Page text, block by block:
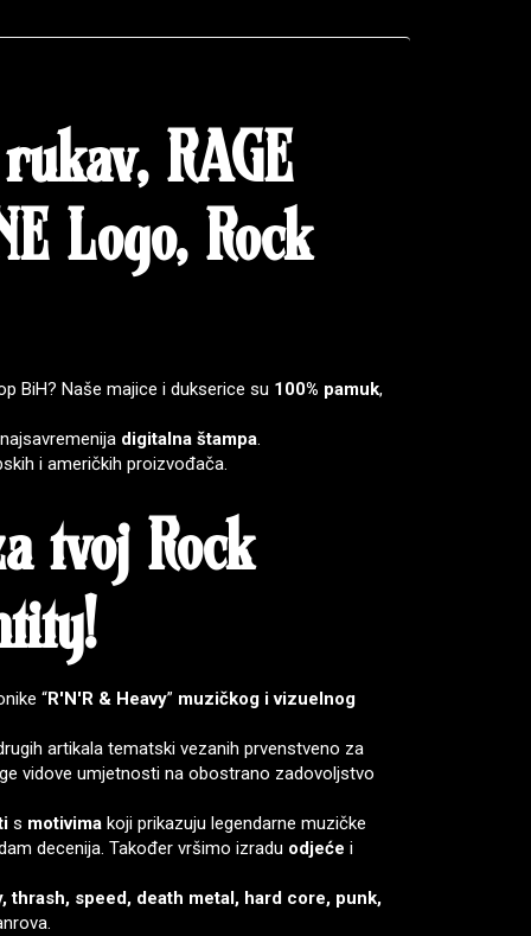
RAGE
Logo, Rock
BiH? Naše majice i dukserice su 100% pamuk,
digitalna štampa.
i američkih proizvođača.
tvoj Rock
!
“R'N'R & Heavy” muzičkog i vizuelnog
artikala tematski vezanih prvenstveno za
vidove umjetnosti na obostrano zadovoljstvo
s motivima koji prikazuju legendarne muzičke
decenija. Također vršimo izradu odjeće i
thrash, speed, death metal, hard core, punk,